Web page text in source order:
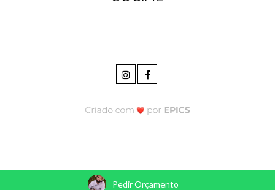
Pedir Orçamento